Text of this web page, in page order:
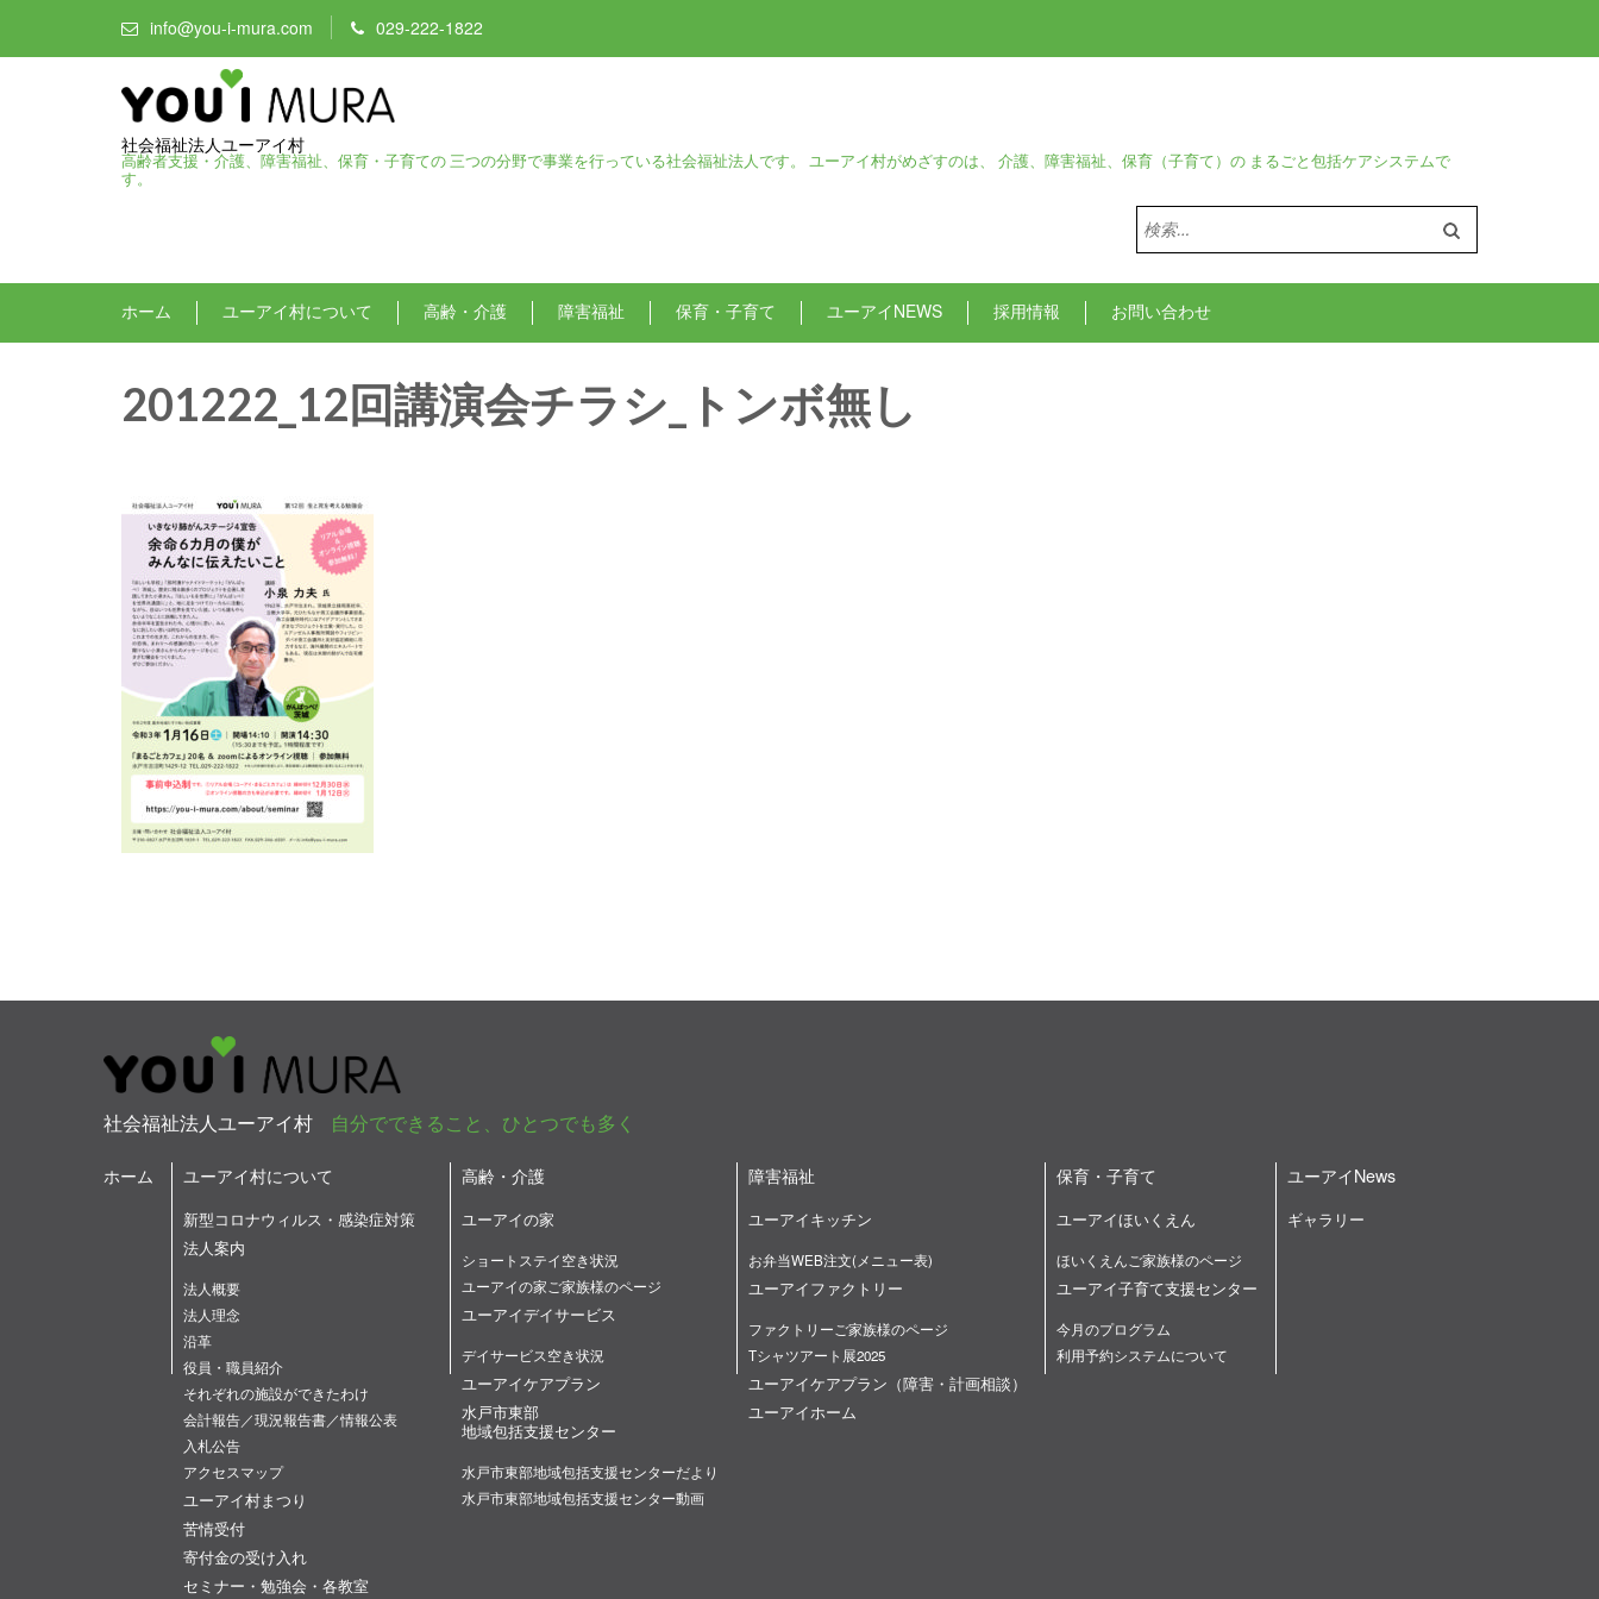
info@you-i-mura.com 029-222-1822
社会福祉法人ユーアイ村
高齢者支援・介護、障害福祉、保育・子育ての 三つの分野で事業を行っている社会福祉法人です。 ユーアイ村がめざすのは、 介護、障害福祉、保育（子育て）の まるごと包括ケアシステムで
す。
検
索:
ホーム ユーアイ村について 高齢・介護 障害福祉 保育・子育て ユーアイNEWS 採用情報 お問い合わせ
201222_12回講演会チラシ_トンボ無し
社会福祉法人ユーアイ村 自分でできること、ひとつでも多く
ホーム ユーアイ村について
新型コロナウィルス・感染症対策
法人案内
法人概要
法人理念
沿革
役員・職員紹介
それぞれの施設ができたわけ
会計報告／現況報告書／情報公表
入札公告
アクセスマップ
ユーアイ村まつり
苦情受付
寄付金の受け入れ
セミナー・勉強会・各教室
高齢・介護
ユーアイの家
ショートステイ空き状況
ユーアイの家ご家族様のページ
ユーアイデイサービス
デイサービス空き状況
ユーアイケアプラン
水戸市東部
地域包括支援センター
水戸市東部地域包括支援センターだより
水戸市東部地域包括支援センター動画
障害福祉
ユーアイキッチン
お弁当WEB注文(メニュー表)
ユーアイファクトリー
ファクトリーご家族様のページ
Tシャツアート展2025
ユーアイケアプラン（障害・計画相談）
ユーアイホーム
保育・子育て
ユーアイほいくえん
ほいくえんご家族様のページ
ユーアイ子育て支援センター
今月のプログラム
利用予約システムについて
ユーアイNews
ギャラリー